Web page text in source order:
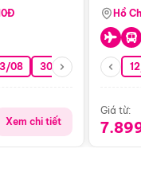
08 30/08 06/09
Xem chi tiết
Nha
Hồ
Giá từ: